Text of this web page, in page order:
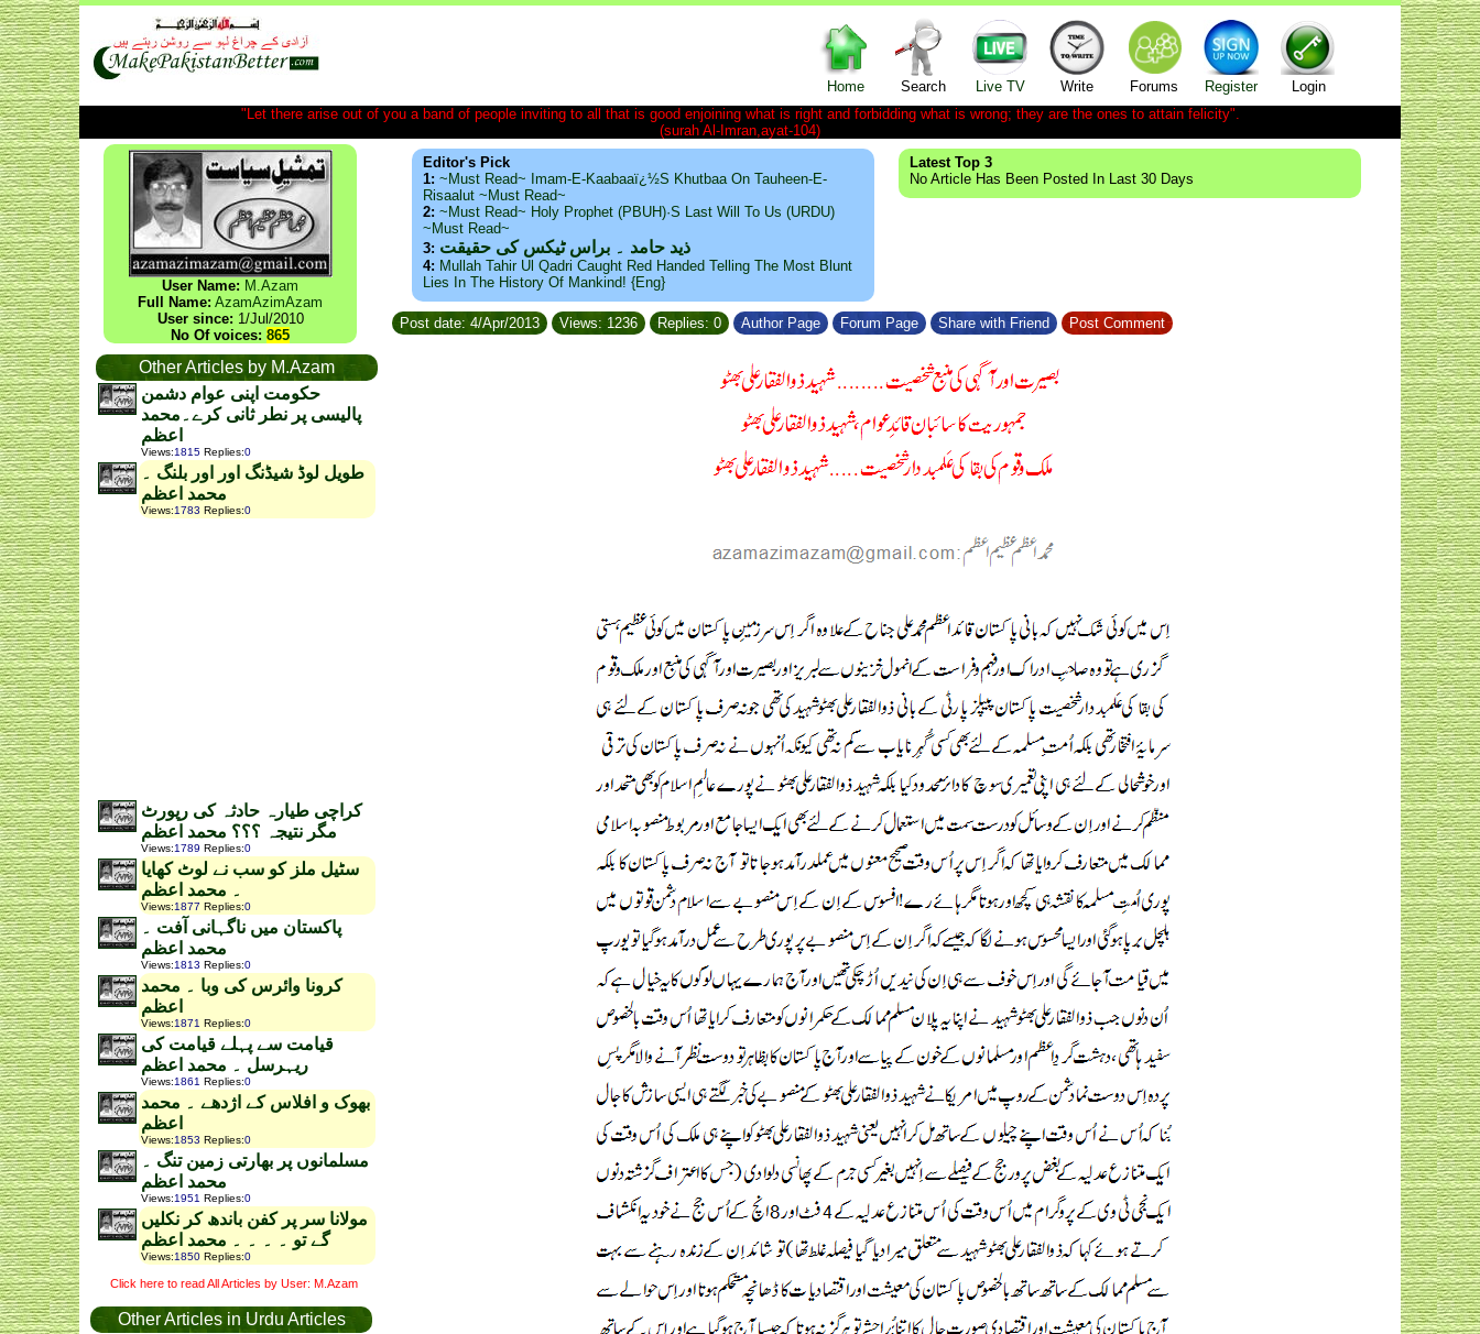
Home Search Live TV Write Forums Register
Login
"Let there arise out of you a band of people inviting to all that is good enjoining what is right and forbidding what is wrong; they are the ones to attain felicity".
(surah Al-Imran,ayat-104)
User Name: M.Azam
Full Name: AzamAzimAzam
User since: 1/Jul/2010
No Of voices: 865
Other Articles by M.Azam
حکومت اپنی عوام دشمن
پالیسی پر نطر ثانی کرے۔محمد
اعظم
Views:1815 Replies:0
طویل لوڈ شیڈنگ اور اور بلنگ ۔
محمد اعظم
Views:1783 Replies:0
کراچی طیارہ حادثہ کی رپورٹ
مگر نتیجہ ؟؟؟ محمد اعظم
Views:1789 Replies:0
سٹیل ملز کو سب نے لوٹ کھایا
۔ محمد اعظم
Views:1877 Replies:0
پاکستان میں ناگہانی آفت ۔
محمد اعظم
Views:1813 Replies:0
کرونا وائرس کی وبا ۔ محمد
اعظم
Views:1871 Replies:0
قیامت سے پہلے قیامت کی
ریہرسل ۔ محمد اعظم
Views:1861 Replies:0
بھوک و افلاس کے اژدھے ۔ محمد
اعظم
Views:1853 Replies:0
مسلمانوں پر بھارتی زمین تنگ ۔
محمد اعظم
Views:1951 Replies:0
مولانا سر پر کفن باندھ کر نکلیں
گے تو ۔ ۔ ۔ ۔ محمد اعظم
Views:1850 Replies:0
Click here to read All Articles by User: M.Azam
Other Articles in Urdu Articles
Editor's Pick
1: ~Must Read~ Imam-E-Kaabaaï¿½s Khutbaa On Tauheen-E-
Risaalut ~Must Read~
2: ~Must Read~ Holy Prophet (PBUH)·s Last Will To Us (URDU)
~Must Read~
3: ذید حامد ۔ براس ٹیکس کی حقیقت
4: Mullah Tahir Ul Qadri Caught Red Handed Telling The Most Blunt
Lies In The History Of Mankind! {Eng}
Latest Top 3
No Article Has Been Posted In Last 30 Days
Post date: 4/Apr/2013 Views: 1236 Replies: 0 Author Page Forum Page Share with Friend Post Comment